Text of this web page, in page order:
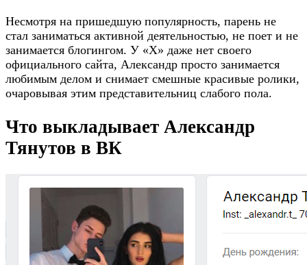
Несмотря на пришедшую популярность, парень не
стал заниматься активной деятельностью, не поет и не
занимается блогингом. У «Х» даже нет своего
официального сайта, Александр просто занимается
любимым делом и снимает смешные красивые ролики,
очаровывая этим представительниц слабого пола.
Что выкладывает Александр
Тянутов в ВК